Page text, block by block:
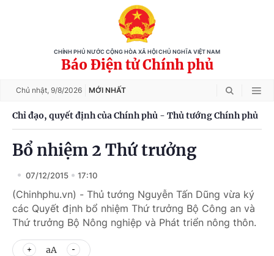
CHÍNH PHỦ NƯỚC CỘNG HÒA XÃ HỘI CHỦ NGHĨA VIỆT NAM
Báo Điện tử Chính phủ
Chủ nhật, 9/8/2026 MỚI NHẤT
Chỉ đạo, quyết định của Chính phủ - Thủ tướng Chính phủ
Bổ nhiệm 2 Thứ trưởng
07/12/2015 17:10
(Chinhphu.vn) - Thủ tướng Nguyễn Tấn Dũng vừa ký
các Quyết định bổ nhiệm Thứ trưởng Bộ Công an và
Thứ trưởng Bộ Nông nghiệp và Phát triển nông thôn.
aA